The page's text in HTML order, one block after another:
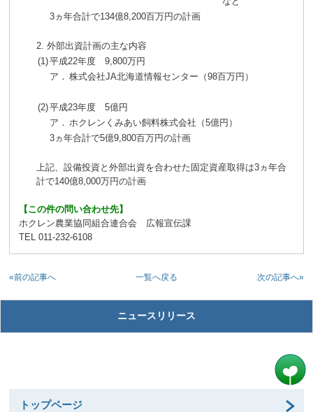
3ヵ年合計で134億8,200百万円の計画
2. 外部出資計画の主な内容
(1)平成22年度 9,800万円
ア． 株式会社JA北海道情報センター（98百万円）
(2)平成23年度 5億円
ア． ホクレンくみあい飼料株式会社（5億円）
3ヵ年合計で5億9,800百万円の計画
上記、設備投資と外部出資を合わせた固定資産取得は3ヵ年合
計で140億8,000万円の計画
【この件の問い合わせ先】
ホクレン農業協同組合連合会 広報宣伝課
TEL 011-232-6108
一覧へ戻る
«前の記事へ 次の記事へ»
ニュースリリース
トップページ